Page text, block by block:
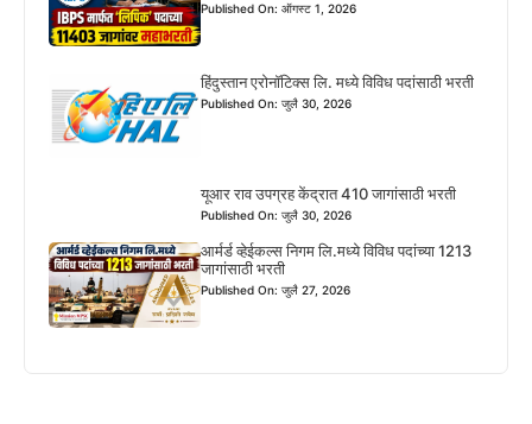
Published On: ऑगस्ट 1, 2026
हिंदुस्तान एरोनॉटिक्स लि. मध्ये विविध पदांसाठी भरती
Published On: जुलै 30, 2026
यूआर राव उपग्रह केंद्रात 410 जागांसाठी भरती
Published On: जुलै 30, 2026
आर्मर्ड व्हेईकल्स निगम लि.मध्ये विविध पदांच्या 1213
जागांसाठी भरती
Published On: जुलै 27, 2026